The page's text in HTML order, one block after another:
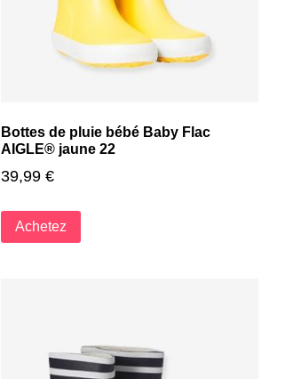
Bottes de pluie bébé Baby Flac
AIGLE® jaune 22
39,99 €
Achetez